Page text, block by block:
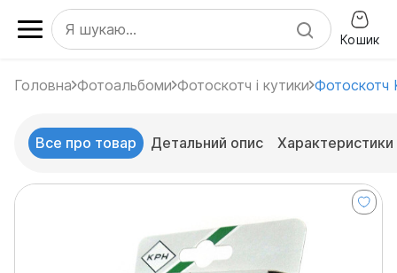
Кошик
Головна Фотоальбоми Фотоскотч і кутики Фотоскотч
Все про товар Детальний опис Характеристики